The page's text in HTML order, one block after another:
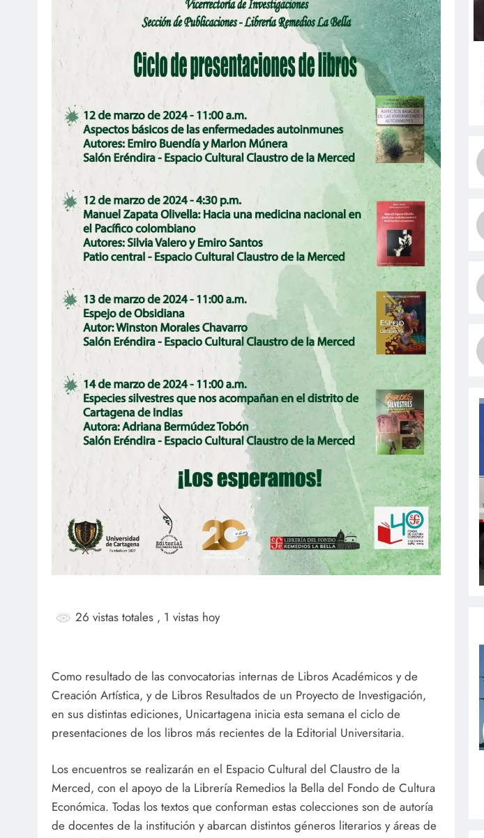
26 vistas totales , 1 vistas hoy
Como resultado de las convocatorias internas de Libros Académicos y de
Creación Artística, y de Libros Resultados de un Proyecto de Investigación,
en sus distintas ediciones, Unicartagena inicia esta semana el ciclo de
presentaciones de los libros más recientes de la Editorial Universitaria.
Los encuentros se realizarán en el Espacio Cultural del Claustro de la
Merced, con el apoyo de la Librería Remedios la Bella del Fondo de Cultura
Económica. Todas los textos que conforman estas colecciones son de autoría
de docentes de la institución y abarcan distintos géneros literarios y áreas de
SOCIALES
¡Feliz cumpleaños para doña
Marta Luz López!
agosto 2, 2026